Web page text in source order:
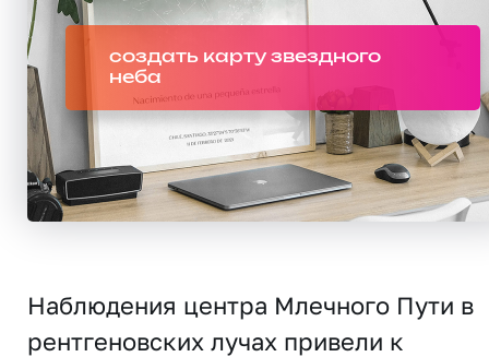
создать карту звездного
неба
Наблюдения центра Млечного Пути в
рентгеновских лучах привели к